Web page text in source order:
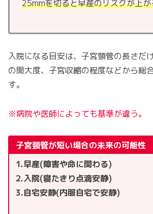
25mmを切ると早産のリスクが上が
入院になる目安は、子宮頸管の長さだ
の開大度、子宮収縮の程度などから総
す。
※病院や医師によっても基準が違う。
子宮頸管が短い場合の未来の可能性
1.早産(障害や命に関わる)
2.入院(寝たきり点滴安静)
3.自宅安静(内服自宅で安静)